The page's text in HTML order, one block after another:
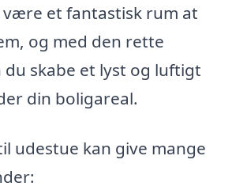
være et fantastisk rum at
og med den rette
skabe et lyst og luftigt
din boligareal.
udestue kan give mange